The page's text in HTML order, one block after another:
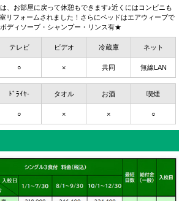
、お部屋に戻って休憩もできます♪近くにはコンビニも
リフォームされました！さらにベッドはエアウィーブで
ディソープ・シャンプー・リンス有★
テレビ ビデオ 冷蔵庫 ネット
○ × 共同 無線LAN
ﾄﾞﾗｲﾔ- タオル お酒 喫煙
○ × × ○